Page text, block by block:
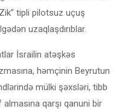
tipli pilotsuz uçuş
uzaqlaşdırıblar.
İsrailin atəşkəs
həmçinin Beyrutun
mülki şəxsləri, tibb
almasına qarşı qanuni bir